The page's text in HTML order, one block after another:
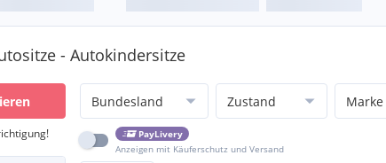
- Autokindersitze
Bundesland Zustand Marke
PayLivery
Anzeigen mit Käuferschutz und Versand